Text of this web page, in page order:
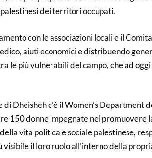
dei territori occupati.
con le associazioni locali e il
aiuti economici e distribuendo
le più vulnerabili del campo, che ad
Dheisheh c’è il Women’s Department
150 donne impegnate nel promuovere
vita politica e sociale palestinese,
visibile il loro ruolo all’interno della